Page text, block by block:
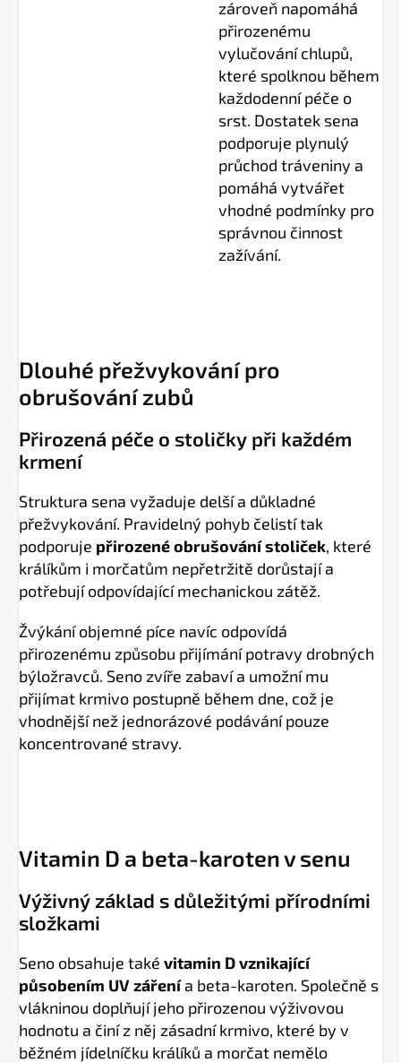
zároveň napomáhá
přirozenému
vylučování chlupů,
které spolknou během
každodenní péče o
srst. Dostatek sena
podporuje plynulý
průchod tráveniny a
pomáhá vytvářet
vhodné podmínky pro
správnou činnost
zažívání.
Dlouhé přežvykování pro
obrušování zubů
Přirozená péče o stoličky při každém
krmení
Struktura sena vyžaduje delší a důkladné
přežvykování. Pravidelný pohyb čelistí tak
podporuje přirozené obrušování stoliček, které
králíkům i morčatům nepřetržitě dorůstají a
potřebují odpovídající mechanickou zátěž.
Žvýkání objemné píce navíc odpovídá
přirozenému způsobu přijímání potravy drobných
býložravců. Seno zvíře zabaví a umožní mu
přijímat krmivo postupně během dne, což je
vhodnější než jednorázové podávání pouze
koncentrované stravy.
Vitamin D a beta-karoten v senu
Výživný základ s důležitými přírodními
složkami
Seno obsahuje také vitamin D vznikající
působením UV zářenía beta-karoten. Společně s
vlákninou doplňují jeho přirozenou výživovou
hodnotu a činí z něj zásadní krmivo, které by v
běžném jídelníčku králíků a morčat nemělo